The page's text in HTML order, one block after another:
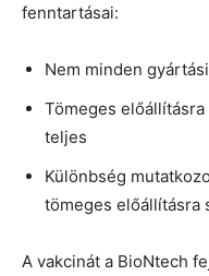
fenntartásai:
Nem minden
Tömeges
teljes
Különbség
tömeges előállításra
A vakcinát a BioNtech